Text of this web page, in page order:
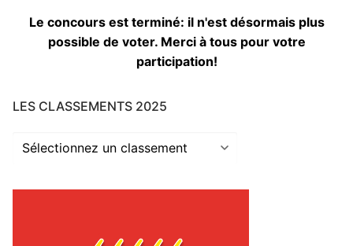
Le concours est terminé: il n'est désormais plus
possible de voter. Merci à tous pour votre
participation!
LES CLASSEMENTS 2025
Les